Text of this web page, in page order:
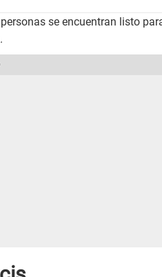
se encuentran listo